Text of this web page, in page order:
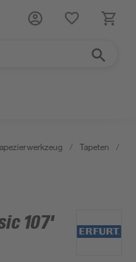
/ Tapeten /
107'